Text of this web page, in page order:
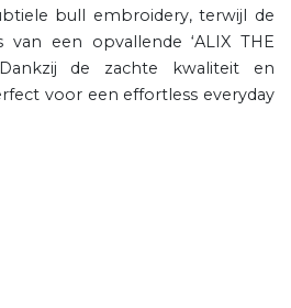
bull embroidery, terwijl de
een opvallende ‘ALIX THE
Dankzij de zachte kwaliteit en
voor een effortless everyday